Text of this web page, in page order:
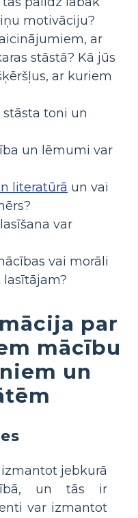
motivāciju?
ar
stāstā? Kā jūs
ar kuriem
stāsta toni un
un lēmumi var
literatūrā un vai
var
vai morāli
lasītājam?
par
mācību
un
jebkurā
un tās ir
var izmantot